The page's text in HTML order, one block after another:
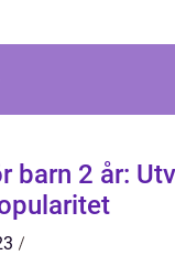
barn 2 år: